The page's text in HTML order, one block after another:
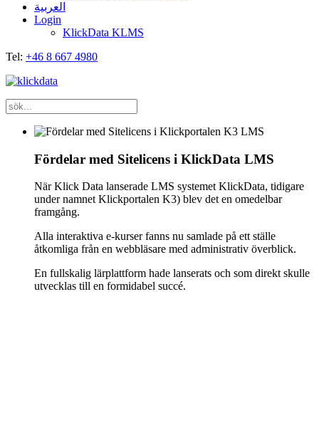
العربية
Login
KlickData KLMS
Tel: +46 8 667 4980
Fördelar med Sitelicens i KlickData LMS
När Klick Data lanserade LMS systemet KlickData, tidigare
under namnet Klickportalen K3) blev det en omedelbar
framgång.
Alla interaktiva e-kurser fanns nu samlade på ett ställe
åtkomliga från en webbläsare med administrativ överblick.
En fullskalig lärplattform hade lanserats och som direkt skulle
utvecklas till en formidabel succé.